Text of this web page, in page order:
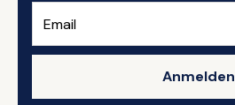
Anmelden